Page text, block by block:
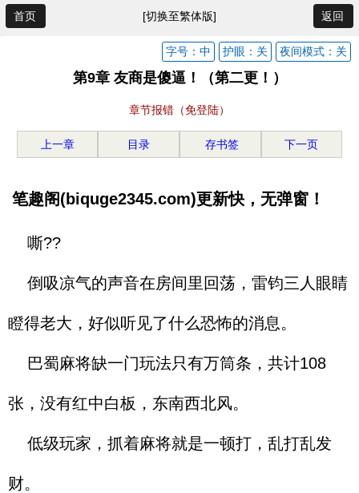
首页 [切换至繁体版] 返回
夜间模式：关
护眼：关
字号：中
第9章 友商是傻逼！（第二更！）
章节报错（免登陆）
上一章 目录 存书签 下一页
笔趣阁(biquge2345.com)更新快，无弹窗！
嘶??
倒吸凉气的声音在房间里回荡，雷钧三人眼睛
瞪得老大，好似听见了什么恐怖的消息。
巴蜀麻将缺一门玩法只有万筒条，共计108
张，没有红中白板，东南西北风。
低级玩家，抓着麻将就是一顿打，乱打乱发
财。